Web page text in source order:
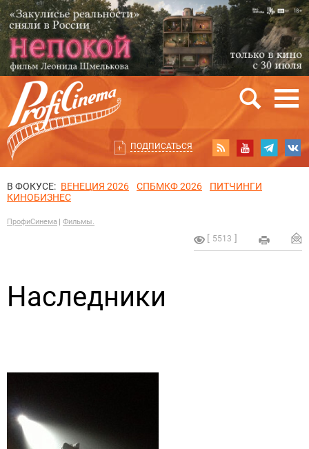
ПОДПИСАТЬСЯ
В ФОКУСЕ: ВЕНЕЦИЯ 2026 СПБМКФ 2026
ПИТЧИНГИ
КИНОБИЗНЕС
ПрофиСинема Фильмы.
5513
Наследники